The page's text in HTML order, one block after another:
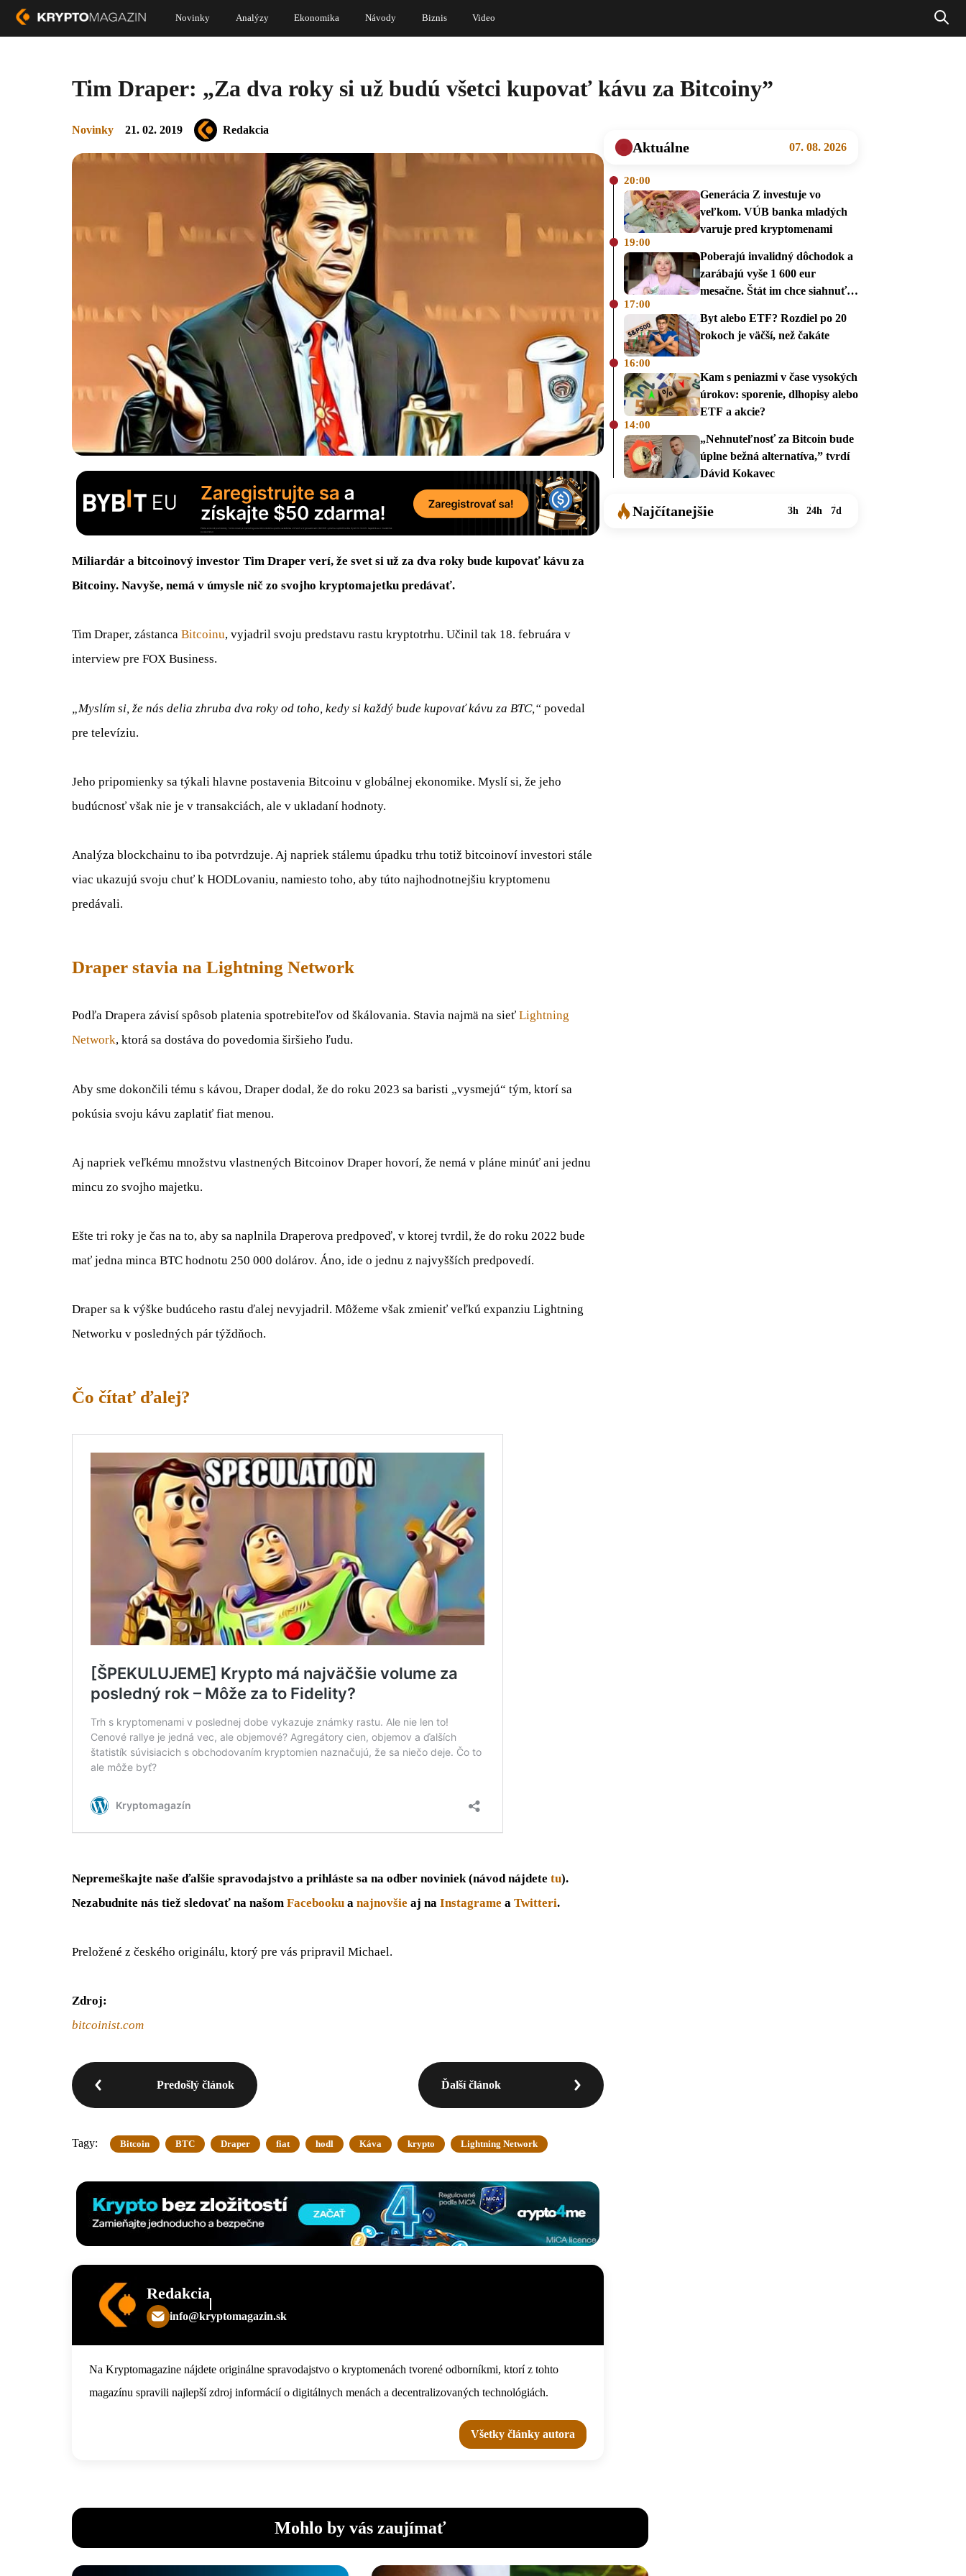
Novinky Analýzy Ekonomika Návody Biznis Video
Tim Draper: „Za dva roky si už budú všetci kupovať kávu za Bitcoiny”
Novinky 21. 02. 2019 Redakcia
Miliardár a bitcoinový investor Tim Draper verí, že svet si už za dva roky bude kupovať kávu za
Bitcoiny. Navyše, nemá v úmysle nič zo svojho kryptomajetku predávať.
Tim Draper, zástanca Bitcoinu, vyjadril svoju predstavu rastu kryptotrhu. Učinil tak 18. februára v
interview pre FOX Business.
„Myslím si, že nás delia zhruba dva roky od toho, kedy si každý bude kupovať kávu za BTC,“ povedal
pre televíziu.
Jeho pripomienky sa týkali hlavne postavenia Bitcoinu v globálnej ekonomike. Myslí si, že jeho
budúcnosť však nie je v transakciách, ale v ukladaní hodnoty.
Analýza blockchainu to iba potvrdzuje. Aj napriek stálemu úpadku trhu totiž bitcoinoví investori stále
viac ukazujú svoju chuť k HODLovaniu, namiesto toho, aby túto najhodnotnejšiu kryptomenu
predávali.
Draper stavia na Lightning Network
Podľa Drapera závisí spôsob platenia spotrebiteľov od škálovania. Stavia najmä na sieť Lightning
Network, ktorá sa dostáva do povedomia širšieho ľudu.
Aby sme dokončili tému s kávou, Draper dodal, že do roku 2023 sa baristi „vysmejú“ tým, ktorí sa
pokúsia svoju kávu zaplatiť fiat menou.
Aj napriek veľkému množstvu vlastnených Bitcoinov Draper hovorí, že nemá v pláne minúť ani jednu
mincu zo svojho majetku.
Ešte tri roky je čas na to, aby sa naplnila Draperova predpoveď, v ktorej tvrdil, že do roku 2022 bude
mať jedna minca BTC hodnotu 250 000 dolárov. Áno, ide o jednu z najvyšších predpovedí.
Draper sa k výške budúceho rastu ďalej nevyjadril. Môžeme však zmieniť veľkú expanziu Lightning
Networku v posledných pár týždňoch.
Čo čítať ďalej?
Nepremeškajte naše ďalšie spravodajstvo a prihláste sa na odber noviniek (návod nájdete tu).
Nezabudnite nás tiež sledovať na našom Facebooku a najnovšie aj na Instagrame a Twitteri.
Preložené z českého originálu, ktorý pre vás pripravil Michael.
Zdroj:
bitcoinist.com
Predošlý článok Ďalší článok
Tagy: Bitcoin BTC Draper fiat hodl Káva krypto Lightning Network
Redakcia
info@kryptomagazin.sk
Na Kryptomagazine nájdete originálne spravodajstvo o kryptomenách tvorené odborníkmi, ktorí z tohto
magazínu spravili najlepší zdroj informácií o digitálnych menách a decentralizovaných technológiách.
Všetky články autora
Aktuálne 07. 08. 2026
20:00
Generácia Z investuje vo
veľkom. VÚB banka mladých
varuje pred kryptomenami
19:00
Poberajú invalidný dôchodok a
zarábajú vyše 1 600 eur
mesačne. Štát im chce siahnuť
17:00
Byt alebo ETF? Rozdiel po 20
rokoch je väčší, než čakáte
16:00
Kam s peniazmi v čase vysokých
úrokov: sporenie, dlhopisy alebo
ETF a akcie?
14:00
„Nehnuteľnosť za Bitcoin bude
úplne bežná alternatíva,” tvrdí
Dávid Kokavec
Najčítanejšie 3h 24h 7d
Mohlo by vás zaujímať